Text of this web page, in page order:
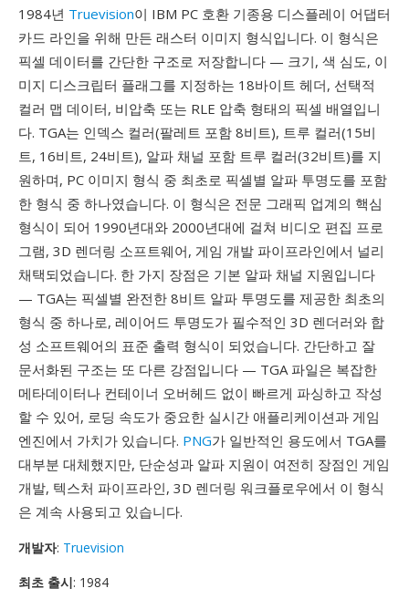
1984년 Truevision이 IBM PC 호환 기종용 디스플레이 어댑터
카드 라인을 위해 만든 래스터 이미지 형식입니다. 이 형식은
픽셀 데이터를 간단한 구조로 저장합니다 — 크기, 색 심도, 이
미지 디스크립터 플래그를 지정하는 18바이트 헤더, 선택적
컬러 맵 데이터, 비압축 또는 RLE 압축 형태의 픽셀 배열입니
다. TGA는 인덱스 컬러(팔레트 포함 8비트), 트루 컬러(15비
트, 16비트, 24비트), 알파 채널 포함 트루 컬러(32비트)를 지
원하며, PC 이미지 형식 중 최초로 픽셀별 알파 투명도를 포함
한 형식 중 하나였습니다. 이 형식은 전문 그래픽 업계의 핵심
형식이 되어 1990년대와 2000년대에 걸쳐 비디오 편집 프로
그램, 3D 렌더링 소프트웨어, 게임 개발 파이프라인에서 널리
채택되었습니다. 한 가지 장점은 기본 알파 채널 지원입니다
— TGA는 픽셀별 완전한 8비트 알파 투명도를 제공한 최초의
형식 중 하나로, 레이어드 투명도가 필수적인 3D 렌더러와 합
성 소프트웨어의 표준 출력 형식이 되었습니다. 간단하고 잘
문서화된 구조는 또 다른 강점입니다 — TGA 파일은 복잡한
메타데이터나 컨테이너 오버헤드 없이 빠르게 파싱하고 작성
할 수 있어, 로딩 속도가 중요한 실시간 애플리케이션과 게임
엔진에서 가치가 있습니다. PNG가 일반적인 용도에서 TGA를
대부분 대체했지만, 단순성과 알파 지원이 여전히 장점인 게임
개발, 텍스처 파이프라인, 3D 렌더링 워크플로우에서 이 형식
은 계속 사용되고 있습니다.
개발자: Truevision
최초 출시: 1984